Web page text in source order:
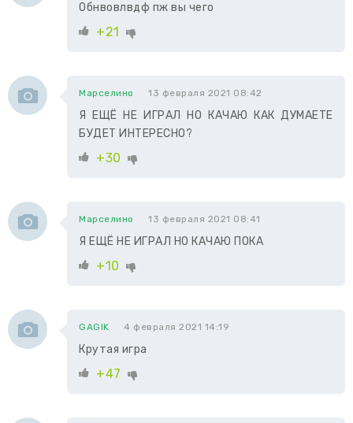
Обнвовлвдф пж вы чего
+21
Марселино 13 февраля 2021 08:42
Я ЕЩЁ НЕ ИГРАЛ НО КАЧАЮ КАК ДУМАЕТЕ
БУДЕТ ИНТЕРЕСНО?
+30
Марселино 13 февраля 2021 08:41
Я ЕЩЁ НЕ ИГРАЛ НО КАЧАЮ ПОКА
+10
GAGIK 4 февраля 2021 14:19
Крутая игра
+47